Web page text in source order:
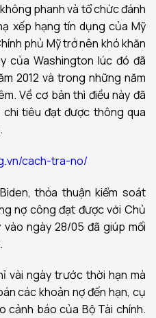
phanh và tổ chức đánh
xếp hạng tín dụng của Mỹ
phủ Mỹ trở nên khó khăn
của Washington lúc đó đã
2012 và trong những năm
Về cơ bản thì điều này đã
tiêu đạt được thông qua
cach-tra-no/
thỏa thuận kiểm soát
nợ công đạt được với Chủ
ngày 28/05 đã giúp mối
vài ngày trước thời hạn mà
các khoản nợ đến hạn, cụ
cảnh báo của Bộ Tài chính.